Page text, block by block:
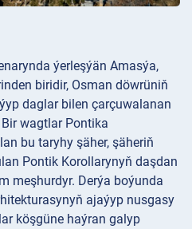
ýerleşýän Amasýa,
biridir, Osman döwrüniň
daglar bilen çarçuwalanan
wagtlar Pontika
bu taryhy şäher, şäheriň
Pontik Korollarynyň daşdan
meşhurdyr. Derýa boýunda
ajaýyp nusgasy
köşgüne haýran galyp